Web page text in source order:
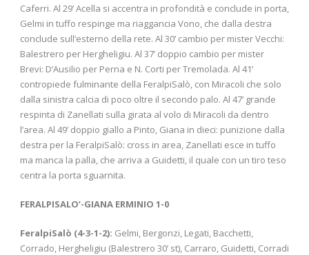
Caferri. Al 29’ Acella si accentra in profondità e conclude in porta,
Gelmi in tuffo respinge ma riaggancia Vono, che dalla destra
conclude sull’esterno della rete. Al 30’ cambio per mister Vecchi:
Balestrero per Hergheligiu. Al 37’ doppio cambio per mister
Brevi: D’Ausilio per Perna e N. Corti per Tremolada. Al 41’
contropiede fulminante della FeralpiSalò, con Miracoli che solo
dalla sinistra calcia di poco oltre il secondo palo. Al 47’ grande
respinta di Zanellati sulla girata al volo di Miracoli da dentro
l’area. Al 49’ doppio giallo a Pinto, Giana in dieci: punizione dalla
destra per la FeralpiSalò: cross in area, Zanellati esce in tuffo
ma manca la palla, che arriva a Guidetti, il quale con un tiro teso
centra la porta sguarnita.
FERALPISALO’-GIANA ERMINIO 1-0
FeralpiSalò (4-3-1-2): Gelmi, Bergonzi, Legati, Bacchetti,
Corrado, Hergheligiu (Balestrero 30’ st), Carraro, Guidetti, Corradi